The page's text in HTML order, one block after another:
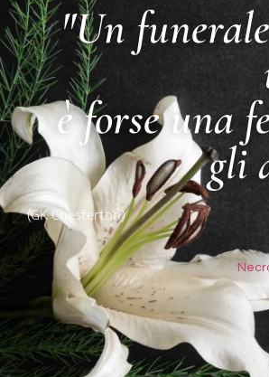
"Un
è forse una
gli
(GK Chesterton)